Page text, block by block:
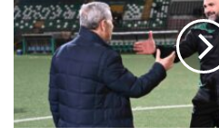
a
vestire
il
biancoverde:
durata
del
contratto